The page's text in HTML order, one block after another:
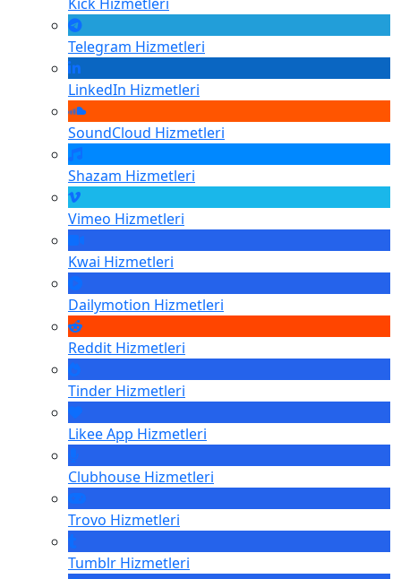
Telegram Hizmetleri
LinkedIn Hizmetleri
SoundCloud Hizmetleri
Shazam Hizmetleri
Vimeo Hizmetleri
Kwai Hizmetleri
Dailymotion Hizmetleri
Reddit Hizmetleri
Tinder Hizmetleri
Likee App Hizmetleri
Clubhouse Hizmetleri
Trovo Hizmetleri
Tumblr Hizmetleri